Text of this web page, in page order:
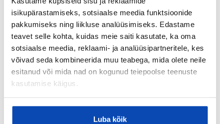
isikupärastamiseks, sotsiaalse meedia funktsioonide
pakkumiseks ning liikluse analüüsimiseks. Edastame
teavet selle kohta, kuidas meie saiti kasutate, ka oma
sotsiaalse meedia, reklaami- ja analüüsipartneritele, kes
võivad seda kombineerida muu teabega, mida olete neile
esitanud või mida nad on kogunud teiepoolse teenuste
kasutamise käigus.
Luba kõik
Usalda oma korteri müük ekspertidele.
LOE EDASI